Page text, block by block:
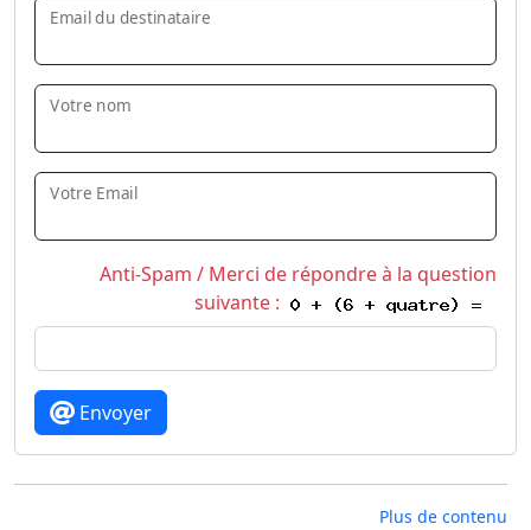
Email du destinataire
Votre nom
Votre Email
Anti-Spam / Merci de répondre à la question
suivante :
Envoyer
Plus de contenu